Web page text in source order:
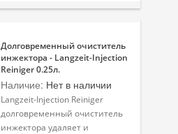
Долговременный очиститель
инжектора - Langzeit-Injection
Reiniger 0.25л.
Наличие: Нет в наличии
Langzeit-Injection Reiniger
долговременный очиститель
инжектора удаляет и